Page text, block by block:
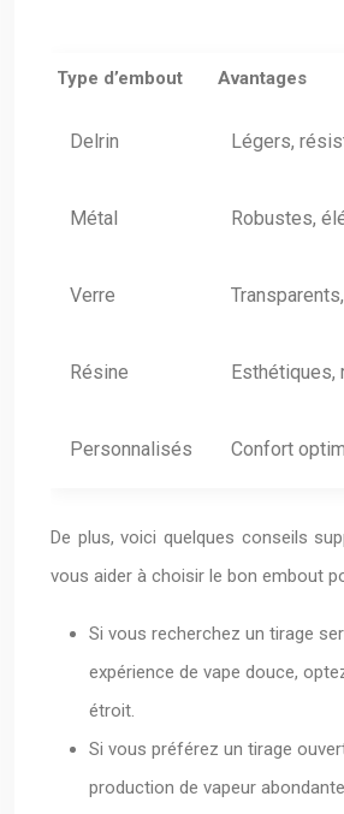
Type d’embout Avantages
Delrin Légers,
Métal Robustes,
Verre
Résine Esthétiques,
Personnalisés Confort
De plus, voici quelques conseils
vous aider à choisir le bon embout
Si vous recherchez un tirage
expérience de vape douce,
étroit.
Si vous préférez un tirage
production de vapeur